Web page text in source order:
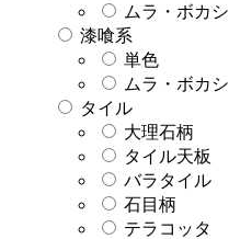
ムラ・ボカシ
漆喰系
単色
ムラ・ボカシ
タイル
大理石柄
タイル天板
バラタイル
石目柄
テラコッタ